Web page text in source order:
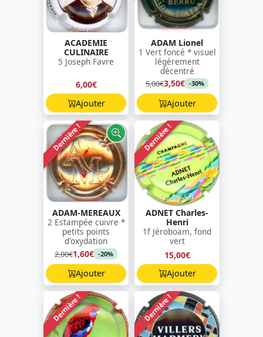
ACADEMIE
CULINAIRE
5 Joseph Favre
6,00€
Ajouter
ADAM Lionel
1 Vert foncé * visuel
légèrement
décentré
5,00€3,50€ -30%
Ajouter
Dernière !
ADAM-MEREAUX
2 Estampée cuivre *
petits points
d'oxydation
2,00€1,60€ -20%
Ajouter
Dernière !
ADNET Charles-
Henri
1f Jéroboam, fond
vert
15,00€
Ajouter
Dernière ! Dernière !